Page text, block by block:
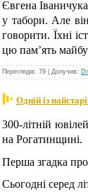
Євгена
у табори. Але
говорити. Їхні
цю памʼять
Переглядів: 79 | Долучив:
Одній із
300-літній
на Рогатинщині.
Перша згадка про
Сьогодні серед